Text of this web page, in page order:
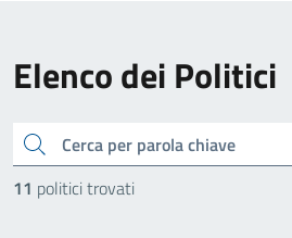
Elenco dei Politici
cerca
11 politici trovati